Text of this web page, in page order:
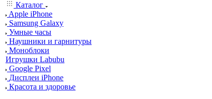
Каталог
Apple iPhone
Samsung Galaxy
Умные часы
Наушники и гарнитуры
Моноблоки
Игрушки Labubu
Google Pixel
Дисплеи iPhone
Красота и здоровье